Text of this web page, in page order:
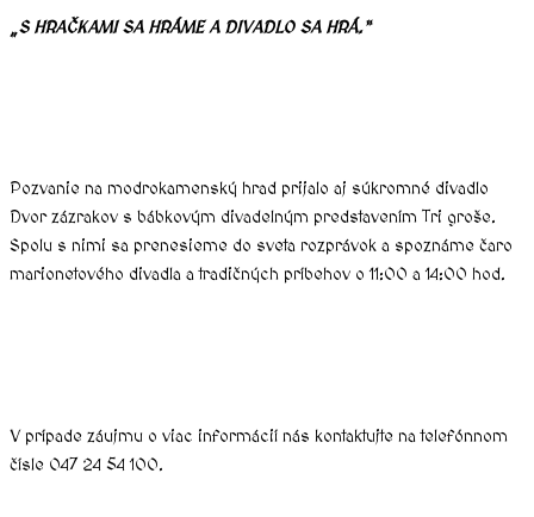
„S HRAČKAMI SA HRÁME A DIVADLO SA HRÁ.“
Pozvanie na modrokamenský hrad prijalo aj súkromné divadlo
Dvor zázrakov s bábkovým divadelným predstavením Tri groše.
Spolu s nimi sa prenesieme do sveta rozprávok a spoznáme čaro
marionetového divadla a tradičných príbehov o 11:00 a 14:00 hod.
V prípade záujmu o viac informácií nás kontaktujte na telefónnom
čísle 047 24 54 100.